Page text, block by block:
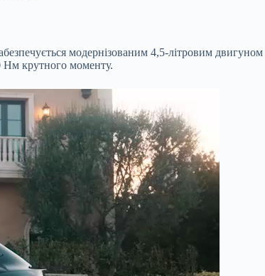
модернізованим 4,5-літровим двигуном
Нм крутного моменту.